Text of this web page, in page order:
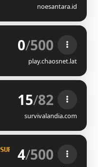
noesantara.id
0/500
play.chaosnet.lat
15/82
survivalandia.com
SURVIVAL RPG •
4/500